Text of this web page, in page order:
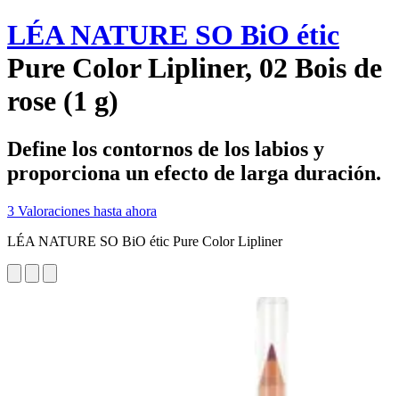
LÉA NATURE SO BiO étic
Pure Color Lipliner, 02 Bois de
rose (1 g)
Define los contornos de los labios y
proporciona un efecto de larga duración.
3 Valoraciones hasta ahora
LÉA NATURE SO BiO étic Pure Color Lipliner